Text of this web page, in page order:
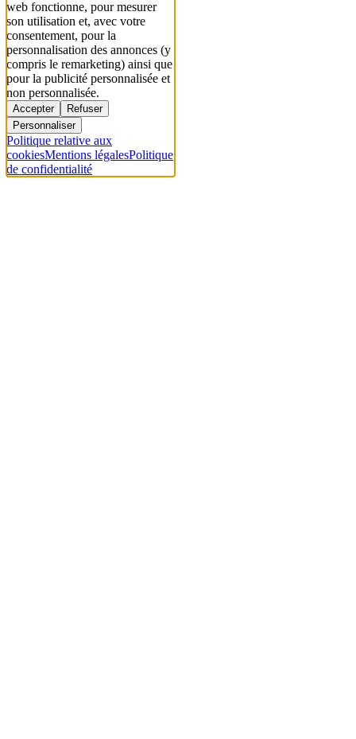
web fonctionne, pour mesurer
son utilisation et, avec votre
consentement, pour la
personnalisation des annonces (y
compris le remarketing) ainsi que
pour la publicité personnalisée et
non personnalisée.
Accepter
Refuser
Personnaliser
Politique relative aux
cookiesMentions légalesPolitique
de confidentialité